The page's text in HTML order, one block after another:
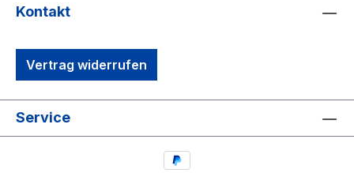
Kontakt
Vertrag widerrufen
Service